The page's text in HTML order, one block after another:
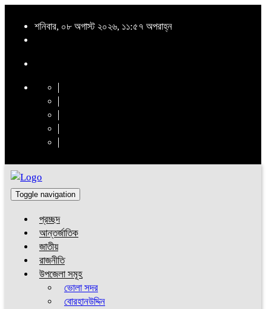
শনিবার, ০৮ অগাস্ট ২০২৬, ১১:৫৭ অপরাহ্ন
Toggle navigation
প্রচ্ছদ
আন্তর্জাতিক
জাতীয়
রাজনীতি
উপজেলা সমূহ
ভোলা সদর
বোরহানউদ্দিন